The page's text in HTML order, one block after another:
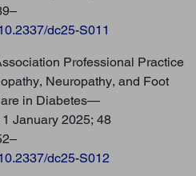
dc25-S011
Professional Practice
Neuropathy, and Foot
in Diabetes—
January 2025; 48
dc25-S012